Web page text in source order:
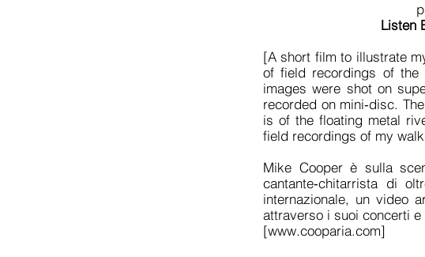
Listen
[A short film to illustrate
of field recordings of the
images were shot on
recorded on mini‐disc.
is of the floating metal
field recordings of my
Mike Cooper è sulla
cantante‐chitarrista di
internazionale, un video
attraverso i suoi concerti
[www.cooparia.com]